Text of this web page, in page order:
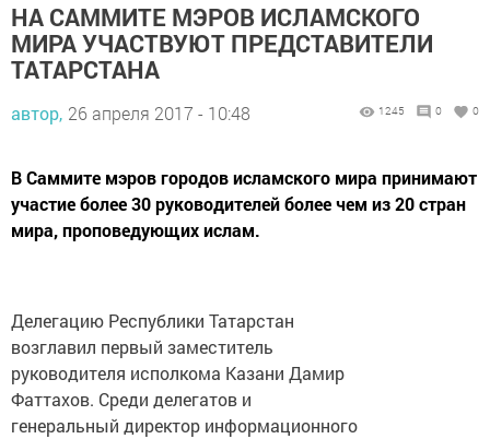
НА САММИТЕ МЭРОВ ИСЛАМСКОГО
МИРА УЧАСТВУЮТ ПРЕДСТАВИТЕЛИ
ТАТАРСТАНА
автор, 26 апреля 2017 - 10:48 1245 0 0
В Саммите мэров городов исламского мира принимают
участие более 30 руководителей более чем из 20 стран
мира, проповедующих ислам.
Делегацию Республики Татарстан
возглавил первый заместитель
руководителя исполкома Казани Дамир
Фаттахов. Среди делегатов и
генеральный директор информационного